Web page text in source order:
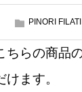
PINORI FILATI
ちらの商品
けます。